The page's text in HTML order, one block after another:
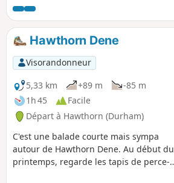
Hawthorn Dene
Visorandonneur
5,33 km
+89 m
-85 m
1h 45
Facile
Départ à Hawthorn (Durham)
C'est une balade courte mais sympa
autour de Hawthorn Dene. Au début du
printemps, regarde les tapis de perce-